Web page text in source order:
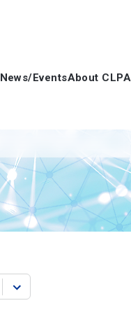
News/EventsAbout CLPA